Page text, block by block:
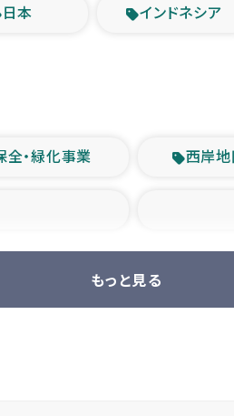
日本 インドネシア
・緑化事業 西岸
援
シ
もっと見る